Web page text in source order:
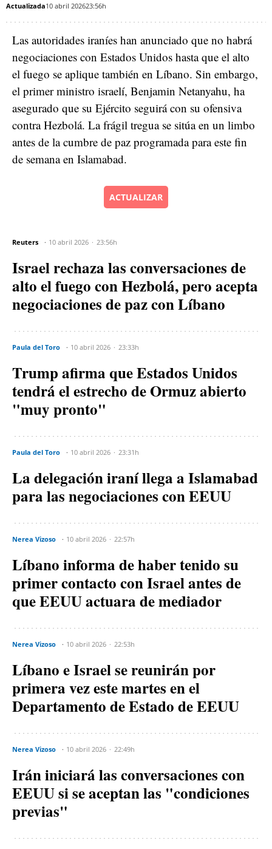
Actualizada10 abril 202623:56h
Las autoridades iraníes han anunciado que no habrá
negociaciones con Estados Unidos hasta que el alto
el fuego se aplique también en Líbano. Sin embargo,
el primer ministro israelí, Benjamin Netanyahu, ha
asegurado que su Ejército seguirá con su ofensiva
contra Hezbolá. La frágil tregua se sitúa en un limbo
antes de la cumbre de paz programada para este fin
de semana en Islamabad.
ACTUALIZAR
Reuters 10 abril 2026 23:56h
Israel rechaza las conversaciones de
alto el fuego con Hezbolá, pero acepta
negociaciones de paz con Líbano
Paula del Toro 10 abril 2026 23:33h
Trump afirma que Estados Unidos
tendrá el estrecho de Ormuz abierto
"muy pronto"
Paula del Toro 10 abril 2026 23:31h
La delegación iraní llega a Islamabad
para las negociaciones con EEUU
Nerea Vizoso 10 abril 2026 22:57h
Líbano informa de haber tenido su
primer contacto con Israel antes de
que EEUU actuara de mediador
Nerea Vizoso 10 abril 2026 22:53h
Líbano e Israel se reunirán por
primera vez este martes en el
Departamento de Estado de EEUU
Nerea Vizoso 10 abril 2026 22:49h
Irán iniciará las conversaciones con
EEUU si se aceptan las "condiciones
previas"